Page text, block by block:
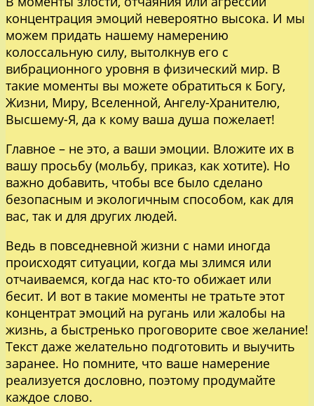
концентрация эмоций невероятно высока. И мы
можем придать нашему намерению
колоссальную силу, вытолкнув его с
вибрационного уровня в физический мир. В
такие моменты вы можете обратиться к Богу,
Жизни, Миру, Вселенной, Ангелу-Хранителю,
Высшему-Я, да к кому ваша душа пожелает!
Главное – не это, а ваши эмоции. Вложите их в
вашу просьбу (мольбу, приказ, как хотите). Но
важно добавить, чтобы все было сделано
безопасным и экологичным способом, как для
вас, так и для других людей.
Ведь в повседневной жизни с нами иногда
происходят ситуации, когда мы злимся или
отчаиваемся, когда нас кто-то обижает или
бесит. И вот в такие моменты не тратьте этот
концентрат эмоций на ругань или жалобы на
жизнь, а быстренько проговорите свое желание!
Текст даже желательно подготовить и выучить
заранее. Но помните, что ваше намерение
реализуется дословно, поэтому продумайте
каждое слово.